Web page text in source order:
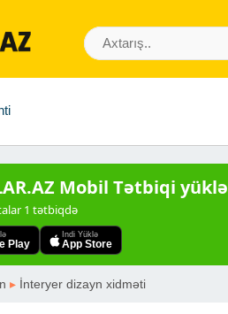
Mobil Tətbiqi yüklə
1 tətbiqdə
Play
Indi Yüklə
App Store
▸ İnteryer dizayn xidməti